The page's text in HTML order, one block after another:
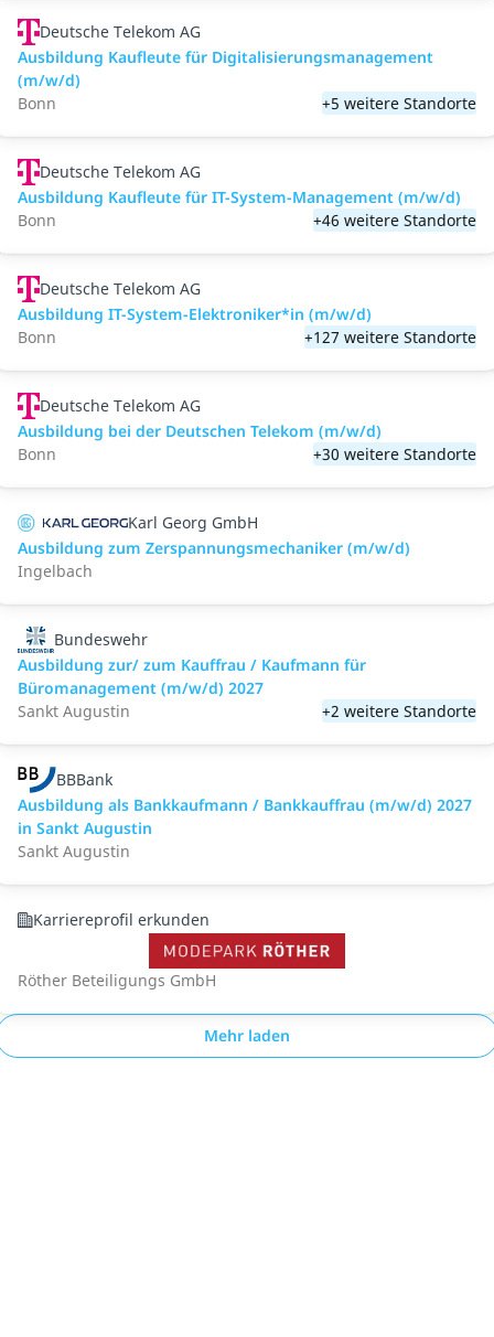
Deutsche Telekom AG
Ausbildung Kaufleute für Digitalisierungsmanagement
(m/w/d)
Bonn
+5 weitere Standorte
Deutsche Telekom AG
Ausbildung Kaufleute für IT-System-Management (m/w/d)
Bonn
+46 weitere Standorte
Deutsche Telekom AG
Ausbildung IT-System-Elektroniker*in (m/w/d)
Bonn
+127 weitere Standorte
Deutsche Telekom AG
Ausbildung bei der Deutschen Telekom (m/w/d)
Bonn
+30 weitere Standorte
Karl Georg GmbH
Ausbildung zum Zerspannungsmechaniker (m/w/d)
Ingelbach
Bundeswehr
Ausbildung zur/ zum Kauffrau / Kaufmann für
Büromanagement (m/w/d) 2027
Sankt Augustin
+2 weitere Standorte
BBBank
Ausbildung als Bankkaufmann / Bankkauffrau (m/w/d) 2027
in Sankt Augustin
Sankt Augustin
Karriereprofil erkunden
Röther Beteiligungs GmbH
Mehr laden